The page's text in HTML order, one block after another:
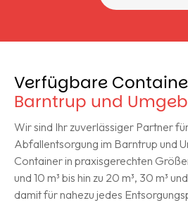
Verfügbare
Barntrup und
Wir sind Ihr zuverlässiger Partner
Abfallentsorgung im Barntrup und
Container in praxisgerechten
und 10 m³ bis hin zu 20 m³, 30 m³
damit für nahezu jedes